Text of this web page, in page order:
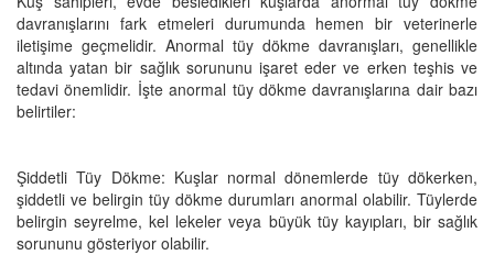
davranışlarını fark etmeleri durumunda hemen bir veterinerle
iletişime geçmelidir. Anormal tüy dökme davranışları, genellikle
altında yatan bir sağlık sorununu işaret eder ve erken teşhis ve
tedavi önemlidir. İşte anormal tüy dökme davranışlarına dair bazı
belirtiler:
Şiddetli Tüy Dökme: Kuşlar normal dönemlerde tüy dökerken,
şiddetli ve belirgin tüy dökme durumları anormal olabilir. Tüylerde
belirgin seyrelme, kel lekeler veya büyük tüy kayıpları, bir sağlık
sorununu gösteriyor olabilir.